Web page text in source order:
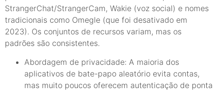
StrangerChat/StrangerCam, Wakie (voz social) e nomes
tradicionais como Omegle (que foi desativado em
2023). Os conjuntos de recursos variam, mas os
padrões são consistentes.
Abordagem de privacidade: A maioria dos
aplicativos de bate-papo aleatório evita contas,
mas muito poucos oferecem autenticação de ponta